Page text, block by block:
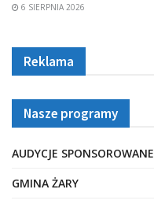
6 SIERPNIA 2026
Reklama
Nasze programy
AUDYCJE SPONSOROWANE
GMINA ŻARY